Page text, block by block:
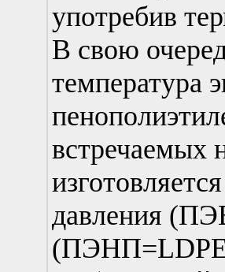
употребив
В свою
температура
встречаемых
давления